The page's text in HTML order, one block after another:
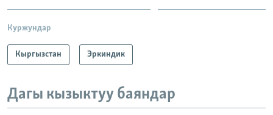
Куржундар
Кыргызстан Эркиндик
Дагы кызыктуу баяндар